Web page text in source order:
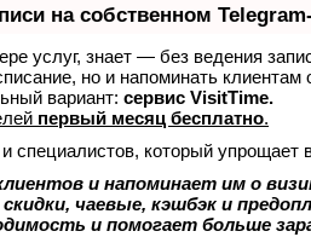
на собственном
услуг, знает — без ведения
но и напоминать
вариант: сервис VisitTime.
первый месяц бесплатно.
специалистов, который упрощает
и напоминает им о
чаевые, кэшбэк и
и помогает больше